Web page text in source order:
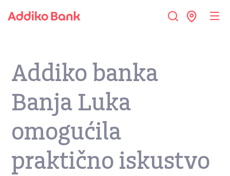
Addiko banka
Banja Luka
omogućila
praktično iskustvo